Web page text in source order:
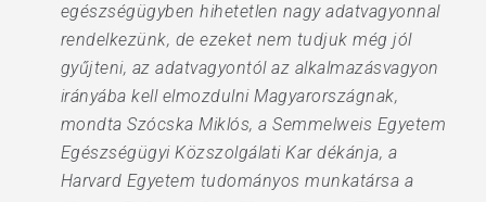
egészségügyben hihetetlen nagy adatvagyonnal
rendelkezünk, de ezeket nem tudjuk még jól
gyűjteni, az adatvagyontól az alkalmazásvagyon
irányába kell elmozdulni Magyarországnak,
mondta Szócska Miklós, a Semmelweis Egyetem
Egészségügyi Közszolgálati Kar dékánja, a
Harvard Egyetem tudományos munkatársa a